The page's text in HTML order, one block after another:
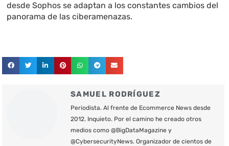
desde Sophos se adaptan a los constantes cambios del
panorama de las ciberamenazas.
SAMUEL RODRÍGUEZ
Periodista. Al frente de Ecommerce News desde
2012. Inquieto. Por el camino he creado otros
medios como @BigDataMagazine y
@CybersecurityNews. Organizador de cientos de